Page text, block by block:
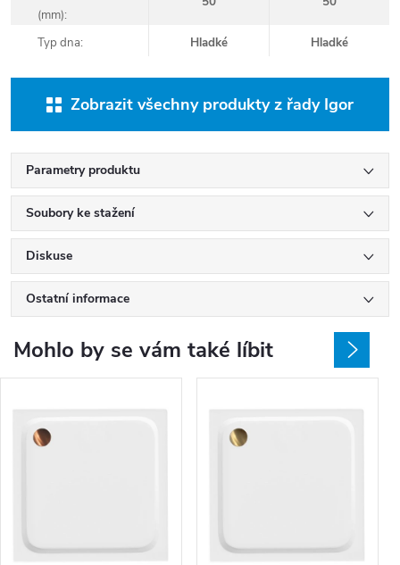
(mm):
Typ dna: Hladké Hladké
Zobrazit všechny produkty z řady Igor
Parametry produktu
Soubory ke stažení
Diskuse
Ostatní informace
Mohlo by se vám také líbit